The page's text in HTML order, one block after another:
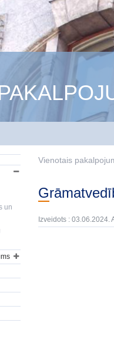
Vienotais
Izveidots : 03.06.2024.
un